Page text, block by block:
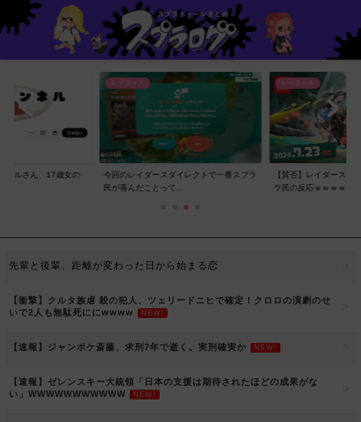
ネルさん、17歳女の
レイダース
今回のレイダースダイレクトで一番スプラ
民が喜んだことって...
レイダース
【賛否】レイダースダ
ラ民の反応ｗｗｗｗ...
先輩と後輩、距離が変わった日から始まる恋
【衝撃】クルタ族虐 殺の犯人、ツェリードニヒで確定！クロロの演劇のせ
いで2人も無駄死ににwwww
NEW!
【速報】ジャンポケ斎藤、求刑7年で逝く。実刑確実か NEW!
【速報】ゼレンスキー大統領「日本の支援は期待されたほどの成果がな
い」WWWWWWWWWWW
NEW!